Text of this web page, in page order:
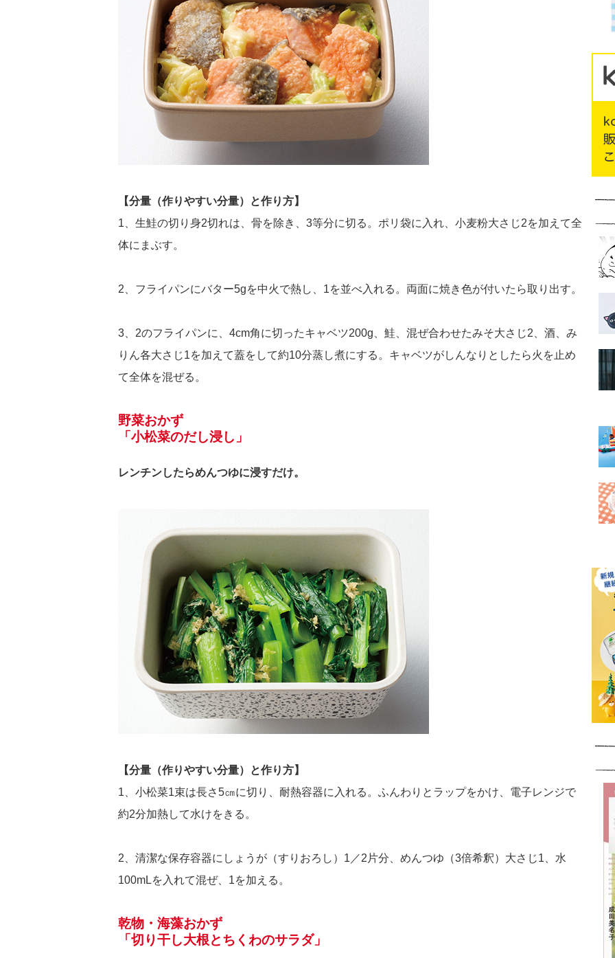
【分量（作りやすい分量）と作り方】
1、生鮭の切り身2切れは、骨を除き、3等分に切る。ポリ袋に入れ、小麦粉大さじ2を加えて全
体にまぶす。
2、フライパンにバター5gを中火で熱し、1を並べ入れる。両面に焼き色が付いたら取り出す。
3、2のフライパンに、4cm角に切ったキャベツ200g、鮭、混ぜ合わせたみそ大さじ2、酒、み
りん各大さじ1を加えて蓋をして約10分蒸し煮にする。キャベツがしんなりとしたら火を止め
て全体を混ぜる。
野菜おかず
「小松菜のだし浸し」
レンチンしたらめんつゆに浸すだけ。
【分量（作りやすい分量）と作り方】
1、小松菜1束は長さ5㎝に切り、耐熱容器に入れる。ふんわりとラップをかけ、電子レンジで
約2分加熱して水けをきる。
2、清潔な保存容器にしょうが（すりおろし）1／2片分、めんつゆ（3倍希釈）大さじ1、水
100mLを入れて混ぜ、1を加える。
乾物・海藻おかず
「切り干し大根とちくわのサラダ」